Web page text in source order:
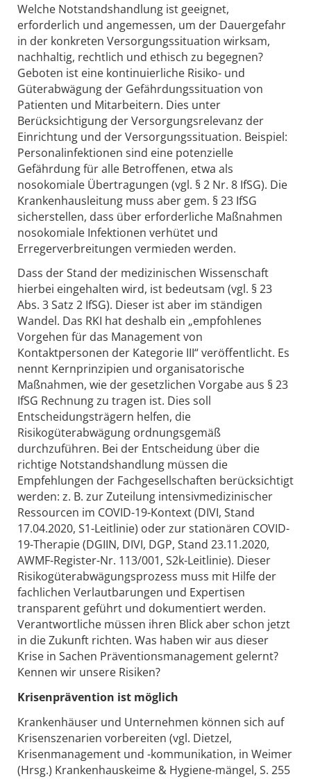
Welche Notstandshandlung ist geeignet,
erforderlich und angemessen, um der Dauergefahr
in der konkreten Versorgungssituation wirksam,
nachhaltig, rechtlich und ethisch zu begegnen?
Geboten ist eine kontinuierliche Risiko- und
Güterabwägung der Gefährdungssituation von
Patienten und Mitarbeitern. Dies unter
Berücksichtigung der Versorgungsrelevanz der
Einrichtung und der Versorgungssituation. Beispiel:
Personalinfektionen sind eine potenzielle
Gefährdung für alle Betroffenen, etwa als
nosokomiale Übertragungen (vgl. § 2 Nr. 8 IfSG). Die
Krankenhausleitung muss aber gem. § 23 IfSG
sicherstellen, dass über erforderliche Maßnahmen
nosokomiale Infektionen verhütet und
Erregerverbreitungen vermieden werden.
Dass der Stand der medizinischen Wissenschaft
hierbei eingehalten wird, ist bedeutsam (vgl. § 23
Abs. 3 Satz 2 IfSG). Dieser ist aber im ständigen
Wandel. Das RKI hat deshalb ein „empfohlenes
Vorgehen für das Management von
Kontaktpersonen der Kategorie III“ veröffentlicht. Es
nennt Kernprinzipien und organisatorische
Maßnahmen, wie der gesetzlichen Vorgabe aus § 23
IfSG Rechnung zu tragen ist. Dies soll
Entscheidungsträgern helfen, die
Risikogüterabwägung ordnungsgemäß
durchzuführen. Bei der Entscheidung über die
richtige Notstandshandlung müssen die
Empfehlungen der Fachgesellschaften berücksichtigt
werden: z. B. zur Zuteilung intensivmedizinischer
Ressourcen im COVID-19-Kontext (DIVI, Stand
17.04.2020, S1-Leitlinie) oder zur stationären COVID-
19-Therapie (DGIIN, DIVI, DGP, Stand 23.11.2020,
AWMF-Register-Nr. 113/001, S2k-Leitlinie). Dieser
Risikogüterabwägungsprozess muss mit Hilfe der
fachlichen Verlautbarungen und Expertisen
transparent geführt und dokumentiert werden.
Verantwortliche müssen ihren Blick aber schon jetzt
in die Zukunft richten. Was haben wir aus dieser
Krise in Sachen Präventionsmanagement gelernt?
Kennen wir unsere Risiken?
Krisenprävention ist möglich
Krankenhäuser und Unternehmen können sich auf
Krisenszenarien vorbereiten (vgl. Dietzel,
Krisenmanagement und -kommunikation, in Weimer
(Hrsg.) Krankenhauskeime & Hygiene-mängel, S. 255